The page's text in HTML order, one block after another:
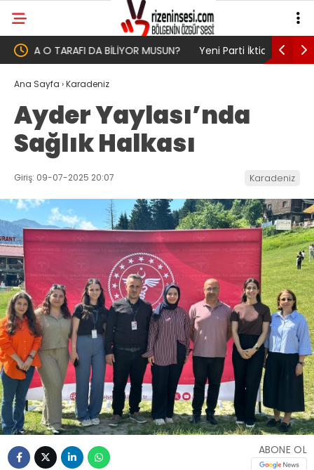
Yeni Parti İktidar Yolculuğuna Erdoğan’ın
Memleketi Rize’den Başladı
Genel
Ana Sayfa ›Karadeniz
Ayder Yaylası’nda
Sağlık Halkası
Giriş: 09-07-2025 20:07 Karadeniz
ABONE OL